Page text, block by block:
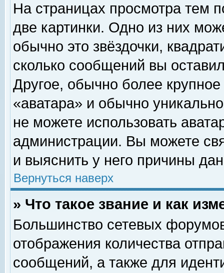
На страницах просмотра тем
две картинки. Одно из них
обычно это звёздочки,
сколько сообщений вы
Другое, обычно более
«аватара» и обычно
не можете использовать
администрации. Вы можете
и выяснить у него причины
Вернуться наверх
» Что такое звание и как
Большинство сетевых
отображения количества
сообщений, а также для